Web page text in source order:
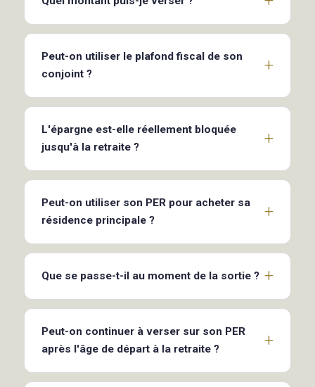
Peut-on utiliser le plafond fiscal de son
conjoint ?
L'épargne est-elle réellement bloquée
jusqu'à la retraite ?
Peut-on utiliser son PER pour acheter sa
résidence principale ?
Que se passe-t-il au moment de la sortie ?
Peut-on continuer à verser sur son PER
après l'âge de départ à la retraite ?